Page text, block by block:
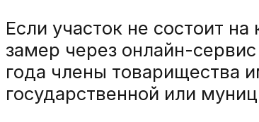
Если участок не состоит
замер через онлайн-
года члены товарищества
государственной или